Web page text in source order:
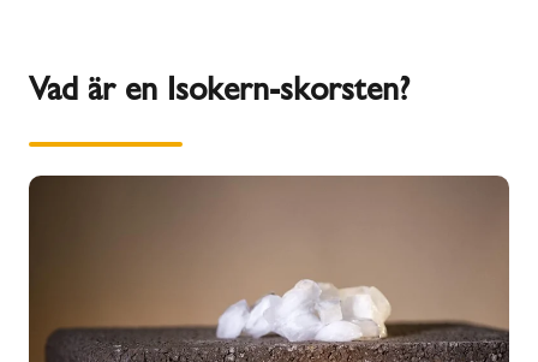
Vad är en Isokern-skorsten?